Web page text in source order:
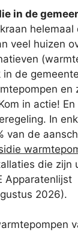
in de
helemaal
veel huizen
de
en
in actie!
In
van de
die zijn
Apparatenlijst
2026).